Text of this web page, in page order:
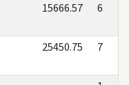
15666.57 6
25450.75 7